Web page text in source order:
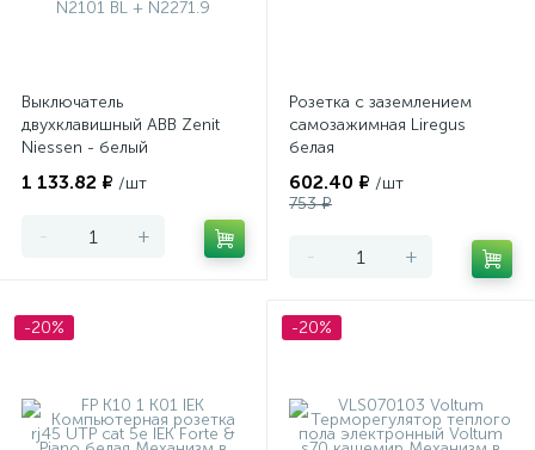
Выключатель
двухклавишный ABB Zenit
Niessen - белый
1 133.82 ₽ /шт
- +
Розетка с заземлением
самозажимная Liregus
белая
602.40 ₽ /шт
753 ₽
- +
-20% -20%